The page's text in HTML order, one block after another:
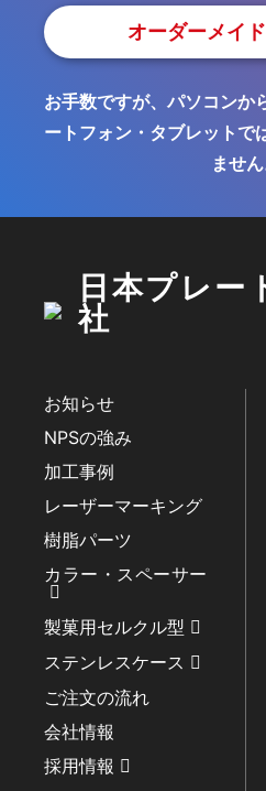
オーダーメイ
お手数ですが、パソコンか
ートフォン・タブレットで
ません
日本プレー
社
お知らせ
NPSの強み
加工事例
レーザーマーキング
樹脂パーツ
カラー・スペーサー
製菓用セルクル型
ステンレスケース
ご注文の流れ
会社情報
採用情報